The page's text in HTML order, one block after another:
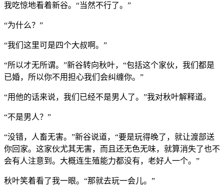
我吃惊地看着新谷。“当然不行了。”
“为什么？”
“我们这里可是四个大叔啊。”
“所以才无所谓。”新谷转向秋叶，“包括这个家伙，我们都是
已婚，所以你不用担心我们会纠缠你。”
“用他的话来说，我们已经不是男人了。”我对秋叶解释道。
“不是男人？”
“没错，人畜无害。”新谷说道，“要是玩得晚了，就让渡部送
你回家。这家伙尤其无害，而且还无色无味，就算消失了也不
会有人注意到。大概连生殖能力都没有，老好人一个。”
秋叶笑着看了我一眼。“那就去玩一会儿。”